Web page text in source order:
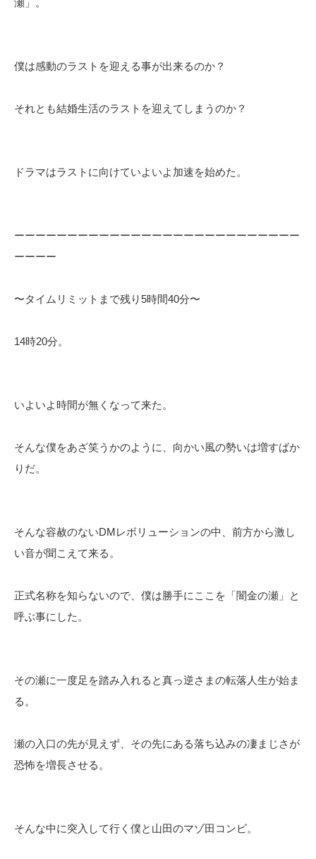
瀬」。
僕は感動のラストを迎える事が出来るのか？
それとも結婚生活のラストを迎えてしまうのか？
ドラマはラストに向けていよいよ加速を始めた。
ーーーーーーーーーーーーーーーーーーーーーーーーーーー
ーーーー
〜タイムリミットまで残り5時間40分〜
14時20分。
いよいよ時間が無くなって来た。
そんな僕をあざ笑うかのように、向かい風の勢いは増すばか
りだ。
そんな容赦のないDMレボリューションの中、前方から激し
い音が聞こえて来る。
正式名称を知らないので、僕は勝手にここを「闇金の瀬」と
呼ぶ事にした。
その瀬に一度足を踏み入れると真っ逆さまの転落人生が始ま
る。
瀬の入口の先が見えず、その先にある落ち込みの凄まじさが
恐怖を増長させる。
そんな中に突入して行く僕と山田のマゾ田コンビ。